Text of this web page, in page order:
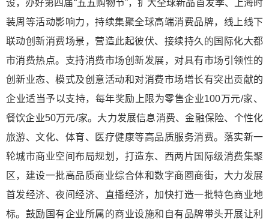
设，办好第四届“五五购物节”，扩大全球新品首发季、上海时
装周等活动影响力，持续集聚全球高端消费品牌，线上线下
联动创新消费场景，营造此起彼伏、接续持久的国际化大都
市消费热点。支持消费市场创新发展，对具有市场引领性的
创新业态、模式及创意活动和对消费市场增长有突出贡献的
企业适当予以支持，每年奖励上限为零售企业100万元/家、
餐饮企业50万元/家。大力发展信息消费、金融保险、个性化
旅游、文化、体育、医疗健康等高品质服务消费。落实新一
轮城市商业空间布局规划，打造东、西两片国际级消费集聚
区，建设一批高品质商业综合体和数字商圈商街，大力发展
首发经济、夜间经济、直播经济，加快打造一批特色商业地
标。鼓励国有企业所属的商业设施和自有品牌带头开展让利